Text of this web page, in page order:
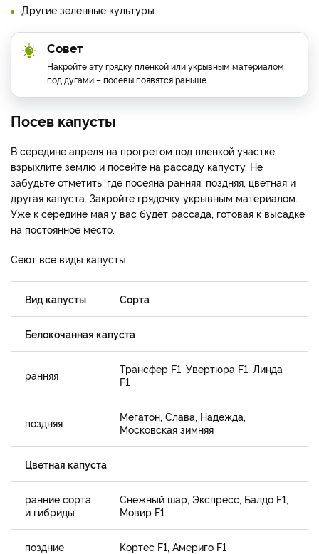
Другие зеленные культуры.
Совет
Накройте эту грядку пленкой или укрывным материалом
под дугами – посевы появятся раньше.
Посев капусты
В середине апреля на прогретом под пленкой участке
взрыхлите землю и посейте на рассаду капусту. Не
забудьте отметить, где посеяна ранняя, поздняя, цветная и
другая капуста. Закройте грядочку укрывным материалом.
Уже к середине мая у вас будет рассада, готовая к высадке
на постоянное место.
Сеют все виды капусты:
Вид капусты Сорта
Белокочанная капуста
ранняя
Трансфер F1, Увертюра F1, Линда
F1
поздняя
Мегатон, Слава, Надежда,
Московская зимняя
Цветная капуста
ранние сорта
и гибриды
Снежный шар, Экспресс, Балдо F1,
Мовир F1
поздние Кортес F1, Америго F1